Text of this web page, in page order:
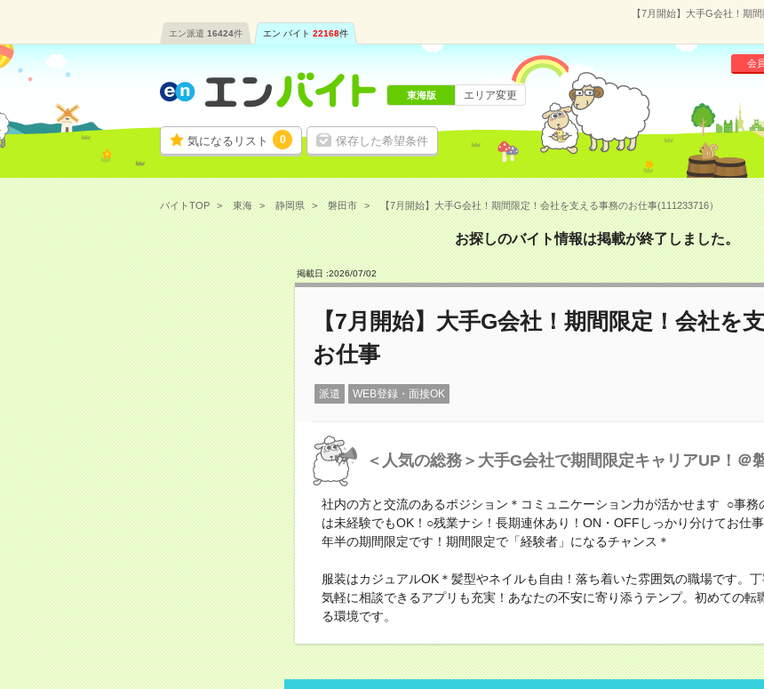
【7月開始】大手G会社！期
エン派遣 16424件 エン バイト 22168件
気になるリスト 0 保存した希望条件
会
東海版 エリア変更
バイトTOP 東海 静岡県 磐田市 【7月開始】大手G会社！期間限定！会社を支える事務のお仕事(111233716）
お探しのバイト情報は掲載が終了しました。
掲載日 :2026/07/02
【7月開始】大手G会社！期間限定！会社を
お仕事
派遣 WEB登録・面接OK
＜人気の総務＞大手G会社で期間限定キャリアUP！＠
社内の方と交流のあるポジション＊コミュニケーション力が活かせます ○事務
は未経験でもOK！○残業ナシ！長期連休あり！ON・OFFしっかり分けてお仕
年半の期間限定です！期間限定で「経験者」になるチャンス＊
服装はカジュアルOK＊髪型やネイルも自由！落ち着いた雰囲気の職場です。
気軽に相談できるアプリも充実！あなたの不安に寄り添うテンプ。初めての転
る環境です。